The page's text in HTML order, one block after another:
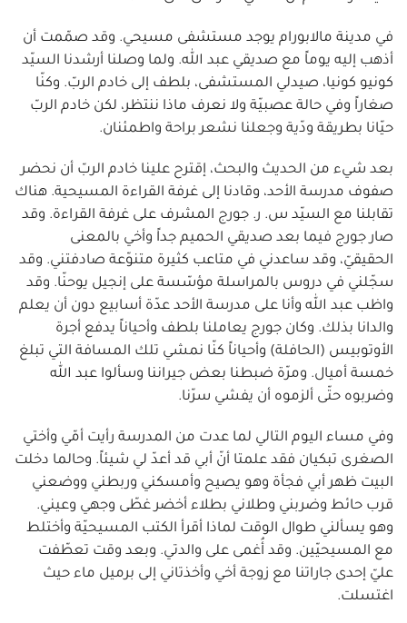
في مدينة مالابورام يوجد مستشفى مسيحي. وقد صمّمت أن
أذهب إليه يوماً مع صديقي عبد الله. ولما وصلنا أرشدنا السيّد
كونيو كونيا، صيدلي المستشفى، بلطف إلى خادم الربّ. وكنّا
صغاراً وفي حالة عصبيّة ولا نعرف ماذا ننتظر، لكن خادم الربّ
حيّانا بطريقة ودّية وجعلنا نشعر براحة واطمئنان.
بعد شيء من الحديث والبحث، إقترح علينا خادم الربّ أن نحضر
صفوف مدرسة الأحد، وقادنا إلى غرفة القراءة المسيحية. هناك
تقابلنا مع السيّد س. ر. جورج المشرف على غرفة القراءة. وقد
صار جورج فيما بعد صديقي الحميم جداً وأخي بالمعنى
الحقيقيّ، وقد ساعدني في متاعب كثيرة متنوّعة صادفتني. وقد
سجّلني في دروس بالمراسلة مؤسّسة على إنجيل يوحنّا. وقد
واظب عبد الله وأنا على مدرسة الأحد عدّة أسابيع دون أن يعلم
والدانا بذلك. وكان جورج يعاملنا بلطف وأحياناً يدفع أجرة
الأوتوبيس (الحافلة) وأحياناً كنّا نمشي تلك المسافة التي تبلغ
خمسة أميال. ومرّة ضبطنا بعض جيراننا وسألوا عبد الله
وضربوه حتّى ألزموه أن يفشي سرّنا.
وفي مساء اليوم التالي لما عدت من المدرسة رأيت أمّي وأختي
الصغرى تبكيان فقد علمتا أنّ أبي قد أعدّ لي شيئاً. وحالما دخلت
البيت ظهر أبي فجأة وهو يصيح وأمسكني وربطني ووضعني
قرب حائط وضربني وطلاني بطلاء أخضر غطّى وجهي وعيني.
وهو يسألني طوال الوقت لماذا أقرأ الكتب المسيحيّة وأختلط
مع المسيحيّين. وقد أُغمى على والدتي. وبعد وقت تعطّفت
عليّ إحدى جاراتنا مع زوجة أخي وأخذتاني إلى برميل ماء حيث
اغتسلت.